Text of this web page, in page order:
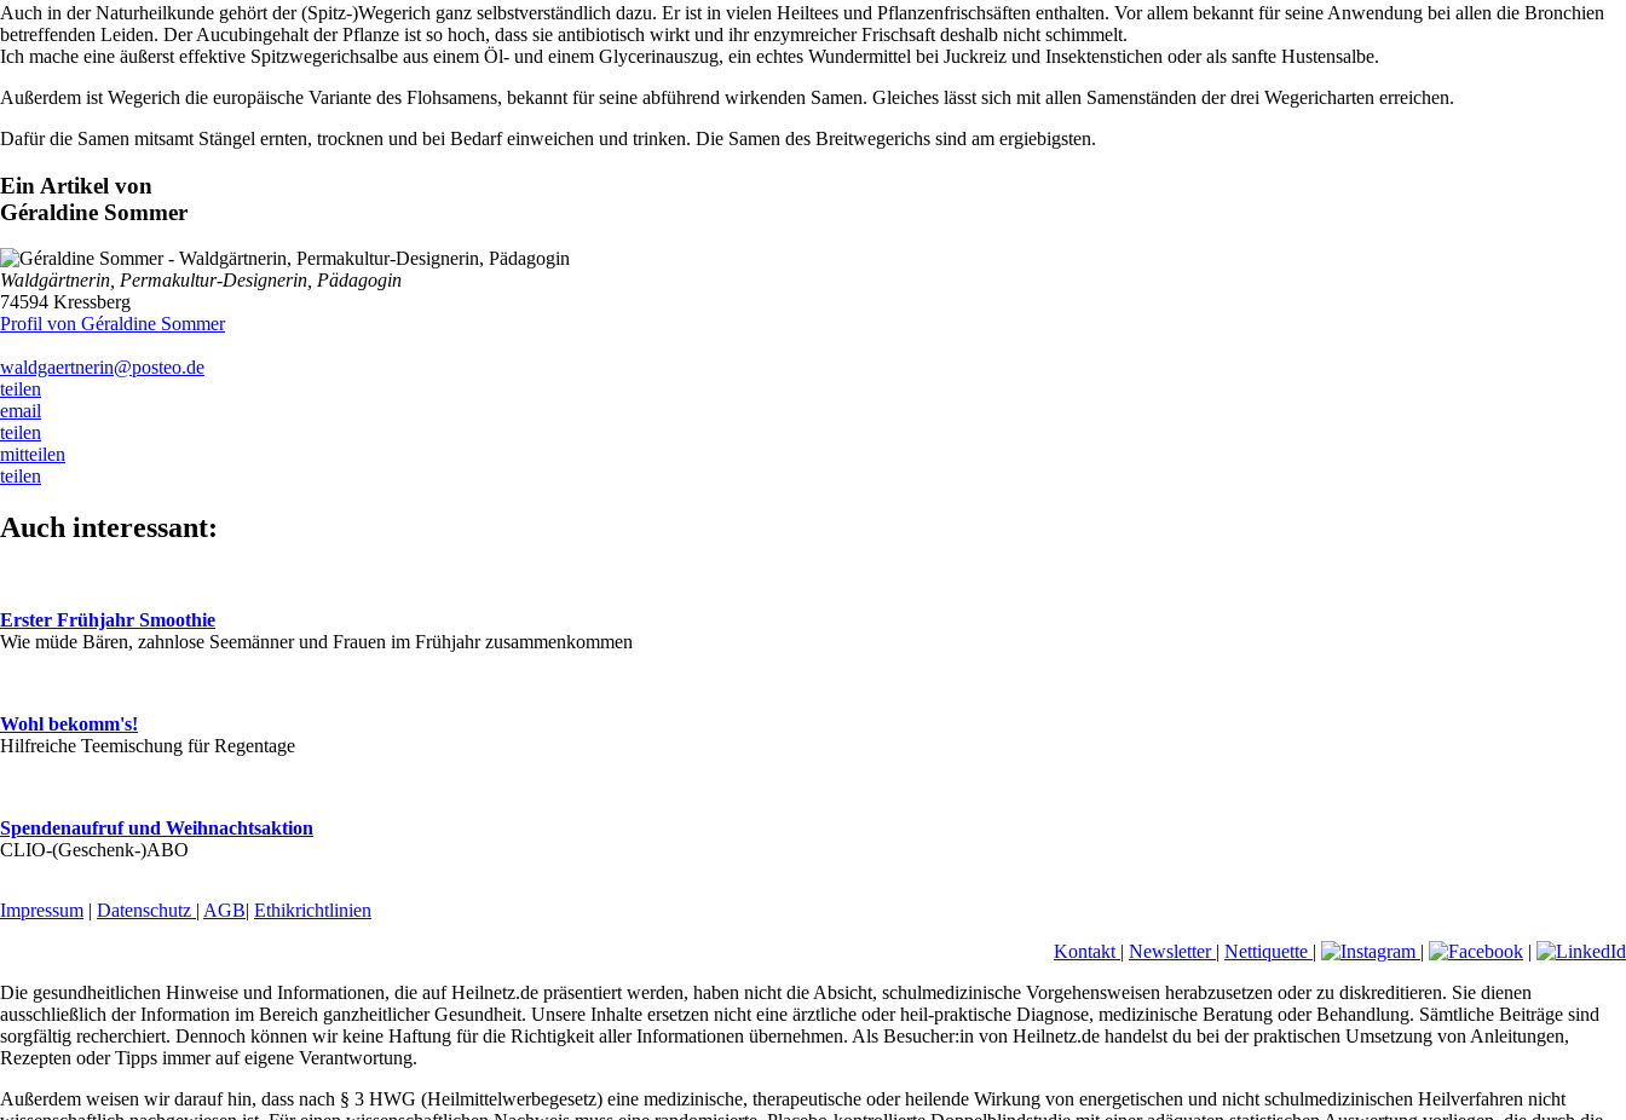
Auch in der Naturheilkunde gehört der (Spitz-)Wegerich ganz selbstverständlich dazu. Er ist in vielen Heiltees und Pflanzenfrischsäften enthalten. Vor allem bekannt für seine Anwendung bei allen die Bronchien
betreffenden Leiden. Der Aucubingehalt der Pflanze ist so hoch, dass sie antibiotisch wirkt und ihr enzymreicher Frischsaft deshalb nicht schimmelt.
Ich mache eine äußerst effektive Spitzwegerichsalbe aus einem Öl- und einem Glycerinauszug, ein echtes Wundermittel bei Juckreiz und Insektenstichen oder als sanfte Hustensalbe.
Außerdem ist Wegerich die europäische Variante des Flohsamens, bekannt für seine abführend wirkenden Samen. Gleiches lässt sich mit allen Samenständen der drei Wegericharten erreichen.
Dafür die Samen mitsamt Stängel ernten, trocknen und bei Bedarf einweichen und trinken. Die Samen des Breitwegerichs sind am ergiebigsten.
Ein Artikel von
Géraldine Sommer
Waldgärtnerin, Permakultur-Designerin, Pädagogin
74594 Kressberg
Profil von Géraldine Sommer
waldgaertnerin@posteo.de
teilen
email
teilen
mitteilen
teilen
Auch interessant:
Erster Frühjahr Smoothie
Wie müde Bären, zahnlose Seemänner und Frauen im Frühjahr zusammenkommen
Wohl bekomm's!
Hilfreiche Teemischung für Regentage
Spendenaufruf und Weihnachtsaktion
CLIO-(Geschenk-)ABO
Impressum | Datenschutz | AGB| Ethikrichtlinien
Kontakt | Newsletter | Nettiquette | |
|
Die gesundheitlichen Hinweise und Informationen, die auf Heilnetz.de präsentiert werden, haben nicht die Absicht, schulmedizinische Vorgehensweisen herabzusetzen oder zu diskreditieren. Sie dienen
ausschließlich der Information im Bereich ganzheitlicher Gesundheit. Unsere Inhalte ersetzen nicht eine ärztliche oder heil-praktische Diagnose, medizinische Beratung oder Behandlung. Sämtliche Beiträge sind
sorgfältig recherchiert. Dennoch können wir keine Haftung für die Richtigkeit aller Informationen übernehmen. Als Besucher:in von Heilnetz.de handelst du bei der praktischen Umsetzung von Anleitungen,
Rezepten oder Tipps immer auf eigene Verantwortung.
Außerdem weisen wir darauf hin, dass nach § 3 HWG (Heilmittelwerbegesetz) eine medizinische, therapeutische oder heilende Wirkung von energetischen und nicht schulmedizinischen Heilverfahren nicht